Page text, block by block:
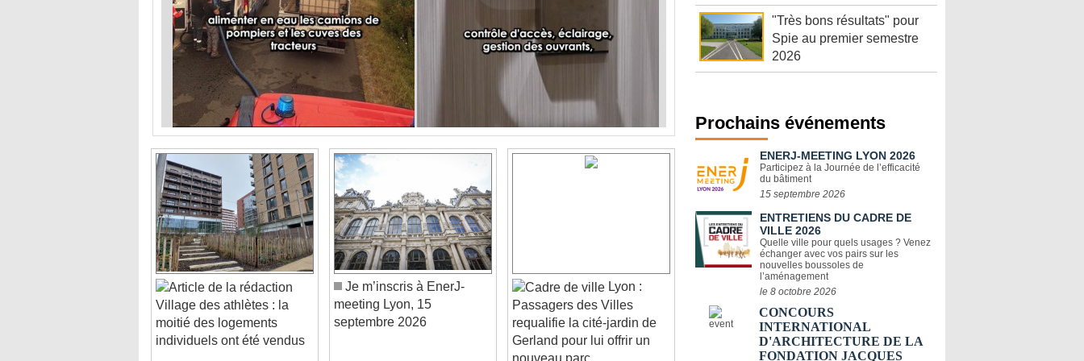
Village des athlètes : la
moitié des logements
individuels ont été vendus
Je m’inscris à EnerJ-
meeting Lyon, 15
septembre 2026
Passagers des Villes
requalifie la cité-jardin de
Gerland pour lui offrir un
nouveau parc
"Très bons résultats" pour
Spie au premier semestre
2026
Prochains événements
ENERJ-MEETING LYON 2026
Participez à la Journée de l’efficacité
du bâtiment
15 septembre 2026
ENTRETIENS DU CADRE DE
VILLE 2026
Quelle ville pour quels usages ? Venez
échanger avec vos pairs sur les
nouvelles boussoles de
l’aménagement
le 8 octobre 2026
CONCOURS
INTERNATIONAL
D'ARCHITECTURE DE LA
FONDATION JACQUES